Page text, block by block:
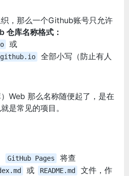
，那么一个Github账号只允许
仓库名称格式：
或
全部小写（防止有人
Web 那么名称随便起了，是在
是常见的项目。
GitHub Pages
将查
或 README.md
文件，作